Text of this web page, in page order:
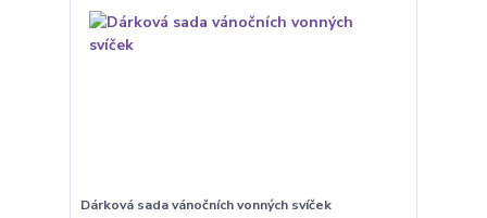
Dárková sada vánočních vonných svíček